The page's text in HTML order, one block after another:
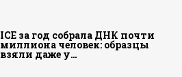
ICE за год собрала ДНК почти
миллиона человек: образцы
взяли даже у…